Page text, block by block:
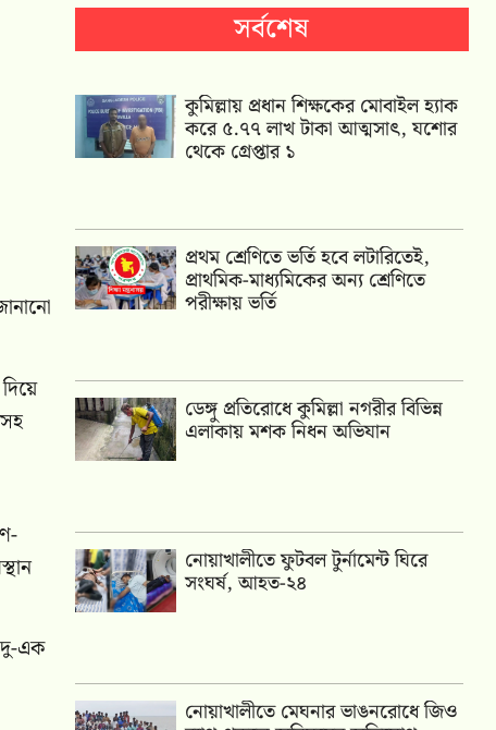
দু-এক
সর্বশেষ
কুমিল্লায় প্রধান শিক্ষকের মোবাইল হ্যাক
করে ৫.৭৭ লাখ টাকা আত্মসাৎ, যশোর
থেকে গ্রেপ্তার ১
প্রথম শ্রেণিতে ভর্তি হবে লটারিতেই,
প্রাথমিক-মাধ্যমিকের অন্য শ্রেণিতে
পরীক্ষায় ভর্তি
ডেঙ্গু প্রতিরোধে কুমিল্লা নগরীর বিভিন্ন
এলাকায় মশক নিধন অভিযান
নোয়াখালীতে ফুটবল টুর্নামেন্ট ঘিরে
সংঘর্ষ, আহত-২৪
নোয়াখালীতে মেঘনার ভাঙনরোধে জিও